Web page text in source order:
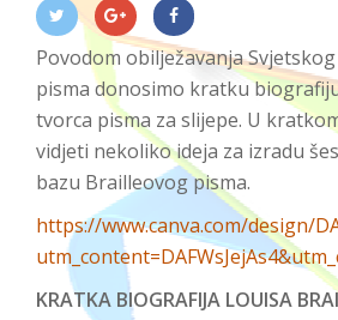
Povodom obilježavanja
pisma donosimo kratku
tvorca pisma za slijepe. U
vidjeti nekoliko ideja za izradu
bazu Brailleovog pisma.
https://www.canva.com/design/
KRATKA BIOGRAFIJA LOUISA